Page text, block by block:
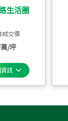
生活圈
成交價
萬/坪
訊